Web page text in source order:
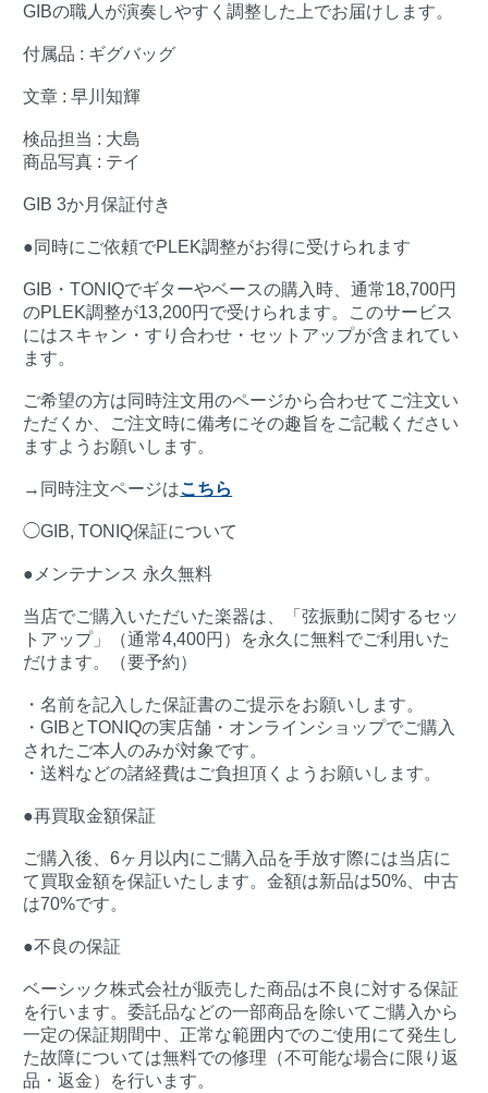
GIBの職人が演奏しやすく調整した上でお届けします。
付属品 : ギグバッグ
文章 : 早川知輝
検品担当 : 大島
商品写真 : テイ
GIB 3か月保証付き
●同時にご依頼でPLEK調整がお得に受けられます
GIB・TONIQでギターやベースの購入時、通常18,700円
のPLEK調整が13,200円で受けられます。このサービス
にはスキャン・すり合わせ・セットアップが含まれてい
ます。
ご希望の方は同時注文用のページから合わせてご注文い
ただくか、ご注文時に備考にその趣旨をご記載ください
ますようお願いします。
→同時注文ページはこちら
◯GIB, TONIQ保証について
●メンテナンス 永久無料
当店でご購入いただいた楽器は、「弦振動に関するセッ
トアップ」（通常4,400円）を永久に無料でご利用いた
だけます。（要予約）
・名前を記入した保証書のご提示をお願いします。
・GIBとTONIQの実店舗・オンラインショップでご購入
されたご本人のみが対象です。
・送料などの諸経費はご負担頂くようお願いします。
●再買取金額保証
ご購入後、6ヶ月以内にご購入品を手放す際には当店に
て買取金額を保証いたします。金額は新品は50%、中古
は70%です。
●不良の保証
ベーシック株式会社が販売した商品は不良に対する保証
を行います。委託品などの一部商品を除いてご購入から
一定の保証期間中、正常な範囲内でのご使用にて発生し
た故障については無料での修理（不可能な場合に限り返
品・返金）を行います。